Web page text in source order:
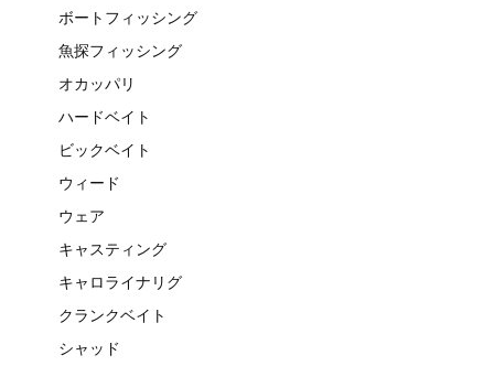
ボートフィッシング
魚探フィッシング
オカッパリ
ハードベイト
ビックベイト
ウィード
ウェア
キャスティング
キャロライナリグ
クランクベイト
シャッド